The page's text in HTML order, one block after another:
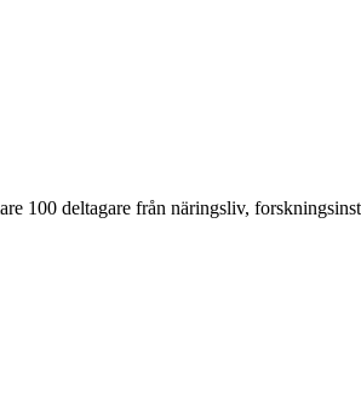
100 deltagare från näringsliv,